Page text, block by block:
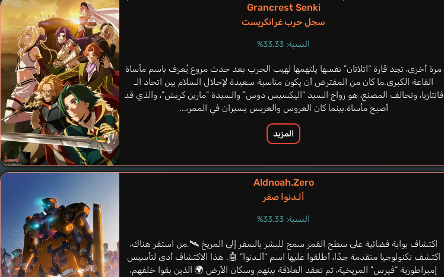
Canlang
Yamaya Yoshitaka
Grancrest Senki
سجل حرب غرانكريست
النسبة: 33.33%
مرة أخرى، تجد قارة “اتلاتان” نفسها يلتهمها لهيب الحرب بعد حدث مروع يُعرف باسم مأساة
القاعة الكبرى.ما كان من المفترض أن يكون مناسبة سعيدة لإحلال السلام بين اتحاد الـ
فانتازيا، وتحالف المصنع، هو زواج السيد “اليكسيس دوس” والسيدة “مارين كريش”، والذي قد
أصبح مأساة.بينما كان العروس والعريس يسيران في الممر،...
المزيد
Aldnoah.Zero
ألـدنوا صفر
النسبة: 33.33%
اكتشاف بوابة فضائية على سطح القمر سمح للبشر بالسفر إلى المريخ 🛰️.من استقر هناك،
اكتشف تكنولوجيا متقدمة جدًا، أطلقوا عليها اسم “ألـدنوا” 🤖. هذا الاكتشاف أدى لتأسيس
إمبراطورية “فيرس” المريخية، ثم تعقد العلاقة بينهم وسكان الأرض 🌍 الذين بقوا خلفهم،